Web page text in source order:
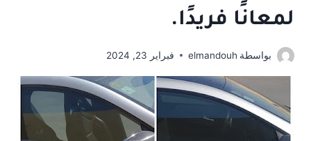
لمعانًا فريدًا.
بواسطة elmandouh فبراير 23, 2024